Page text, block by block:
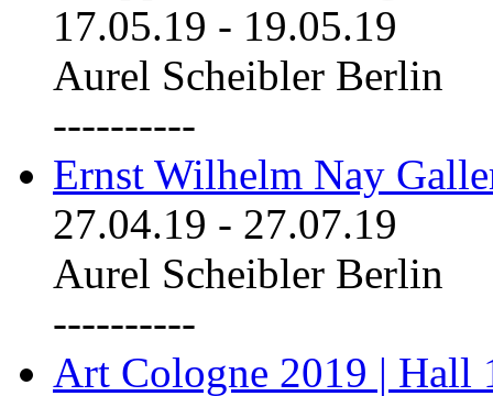
17.05.19 - 19.05.19
Aurel Scheibler Berlin
----------
Ernst Wilhelm Nay
27.04.19 - 27.07.19
Aurel Scheibler Berlin
----------
Art Cologne 2019 | Hall